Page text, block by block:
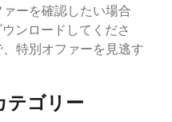
ーを確認したい場合
ンロードしてくださ
特別オファーを見逃す
テゴリー